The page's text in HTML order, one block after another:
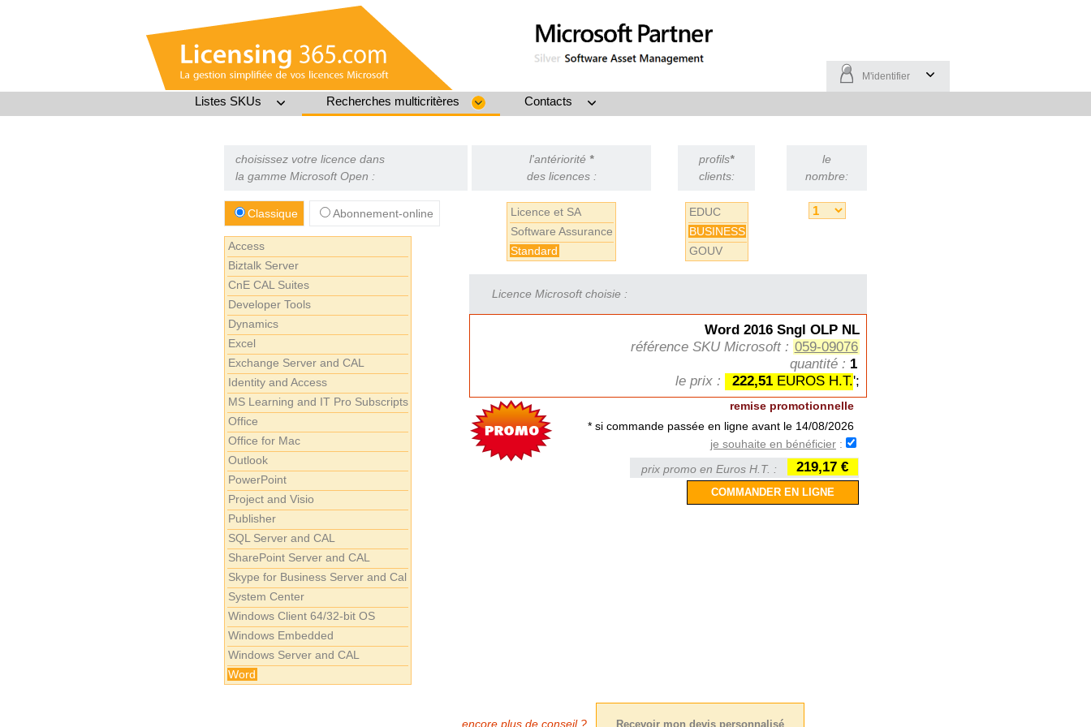
M'identifier
Listes SKUs Recherches multicritères Contacts
choisissez votre licence dans
la gamme Microsoft Open :
Classique Abonnement-online
Access
Biztalk Server
CnE CAL Suites
Developer Tools
Dynamics
Excel
Exchange Server and CAL
Identity and Access
MS Learning and IT Pro Subscripts
Office
Office for Mac
Outlook
PowerPoint
Project and Visio
Publisher
SQL Server and CAL
SharePoint Server and CAL
Skype for Business Server and Cal
System Center
Windows Client 64/32-bit OS
Windows Embedded
Windows Server and CAL
Word
l'antériorité *
des licences :
Licence et SA
Software Assurance
Standard
profils*
clients:
EDUC
BUSINESS
GOUV
le
nombre:
Licence Microsoft choisie :
Word 2016 Sngl OLP NL
référence SKU Microsoft : 059-09076
quantité : 1
le prix :
222,51EUROS H.T.';
remise promotionnelle
* si commande passée en ligne avant le 14/08/2026
je souhaite en bénéficier :
219,17 €
prix promo en Euros H.T. :
encore plus de conseil ?